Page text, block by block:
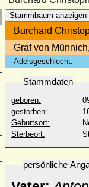
Stammbaum anzeigen
Burchard
Graf von
Adelsgeschlecht:
Stammdaten
geboren:
gestorben:
Geburtsort:
Sterbeort:
persönliche